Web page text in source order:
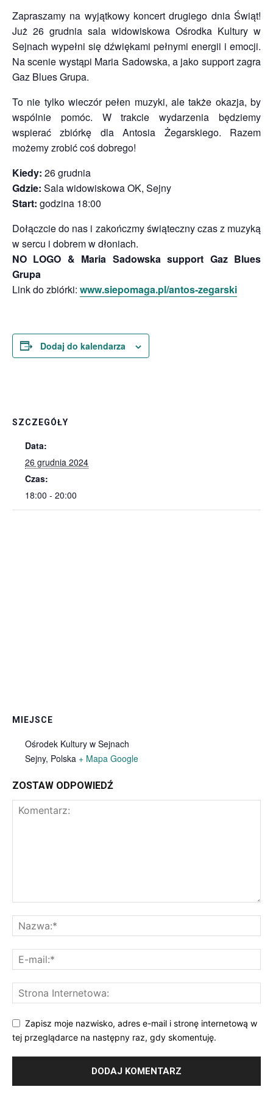
Zapraszamy na wyjątkowy koncert drugiego dnia Świąt!
Już 26 grudnia sala widowiskowa Ośrodka Kultury w
Sejnach wypełni się dźwiękami pełnymi energii i emocji.
Na scenie wystąpi Maria Sadowska, a jako support zagra
Gaz Blues Grupa.
To nie tylko wieczór pełen muzyki, ale także okazja, by
wspólnie pomóc. W trakcie wydarzenia będziemy
wspierać zbiórkę dla Antosia Żegarskiego. Razem
możemy zrobić coś dobrego!
Kiedy: 26 grudnia
Gdzie: Sala widowiskowa OK, Sejny
Start: godzina 18:00
Dołączcie do nas i zakończmy świąteczny czas z muzyką
w sercu i dobrem w dłoniach.
NO LOGO & Maria Sadowska support Gaz Blues
Grupa
Link do zbiórki: www.siepomaga.pl/antos-zegarski
Dodaj do kalendarza
SZCZEGÓŁY
Data:
26 grudnia 2024
Czas:
18:00 - 20:00
MIEJSCE
Ośrodek Kultury w Sejnach
Sejny, Polska + Mapa Google
ZOSTAW ODPOWIEDŹ
Zapisz moje nazwisko, adres e-mail i stronę internetową w
tej przeglądarce na następny raz, gdy skomentuję.